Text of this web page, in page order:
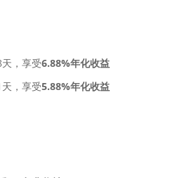
，享受6.88%年化收益
，享受5.88%年化收益